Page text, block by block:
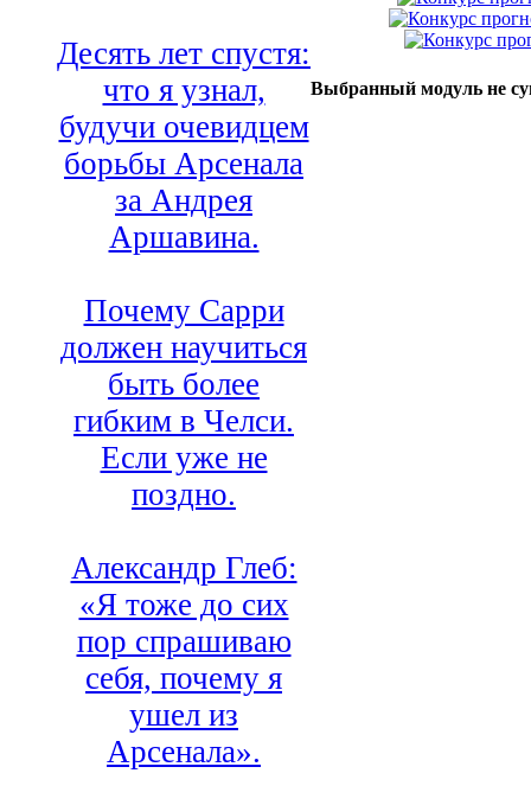
Десять лет спустя:
что я узнал,
будучи очевидцем
борьбы Арсенала
за Андрея
Аршавина.
Почему Сарри
должен научиться
быть более
гибким в Челси.
Если уже не
поздно.
Александр Глеб:
«Я тоже до сих
пор спрашиваю
себя, почему я
ушел из
Арсенала».
Выбранный модуль не